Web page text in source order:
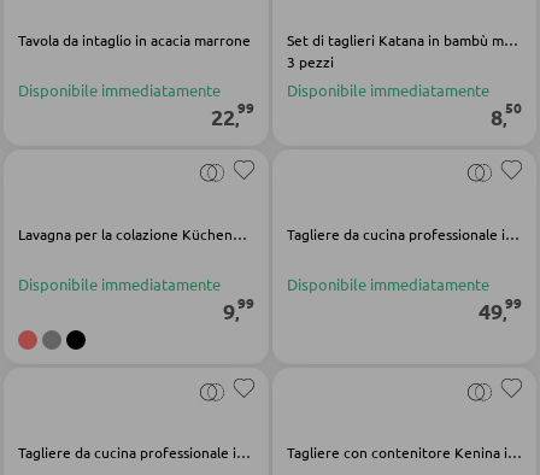
Letti boxspring
Letti imbottiti
Letti singoli
MATERASSI
Accessori per il materasso
Tavola da intaglio in acacia marrone
Disponibile immediatamente
22,99
Set di taglieri Katana in bambù marrone chiaro
3 pezzi
Disponibile immediatamente
8,50
Lavagna per la colazione Küchenprofi in plastica grigia
Disponibile immediatamente
9,99
Tagliere da cucina professionale in legno marrone
Disponibile immediatamente
49,99
Tagliere da cucina professionale in legno marrone Tagliere con contenitore Kenina in bambù marrone chiaro